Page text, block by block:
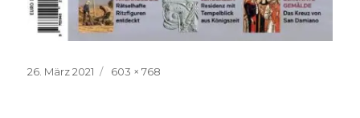
Veröffentlicht
26. März 2021
Volle
603 × 768